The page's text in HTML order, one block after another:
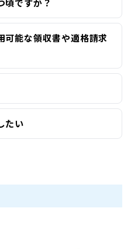
頃ですか？
可能な領収書や適格請求
たい